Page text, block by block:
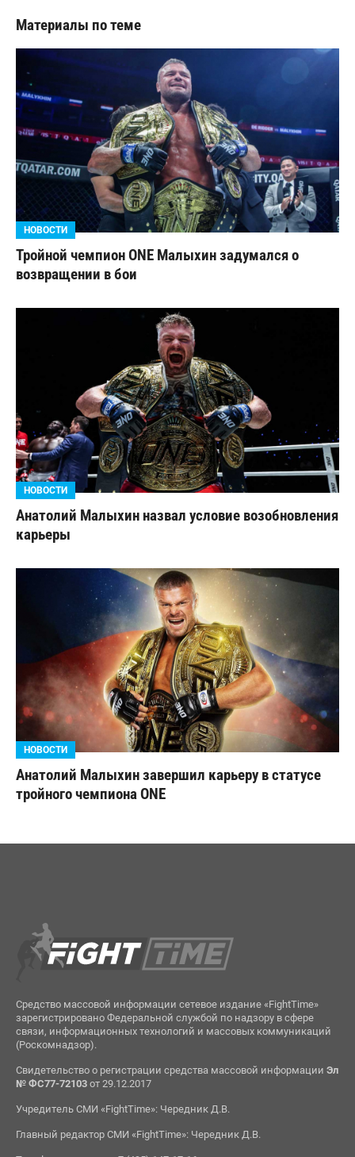
Материалы по теме
НОВОСТИ
Тройной чемпион ONE Малыхин задумался о
возвращении в бои
НОВОСТИ
Анатолий Малыхин назвал условие возобновления
карьеры
НОВОСТИ
Анатолий Малыхин завершил карьеру в статусе
тройного чемпиона ONE
Средство массовой информации сетевое издание «FightTime»
зарегистрировано Федеральной службой по надзору в сфере
связи, информационных технологий и массовых коммуникаций
(Роскомнадзор).
Свидетельство о регистрации средства массовой информации Эл
№ ФС77-72103от 29.12.2017
Учредитель СМИ «FightTime»: Чередник Д.В.
Главный редактор СМИ «FightTime»: Чередник Д.В.